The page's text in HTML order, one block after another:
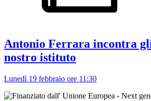
Antonio Ferrara incontra
nostro istituto
Lunedì 19 febbraio ore 11:30